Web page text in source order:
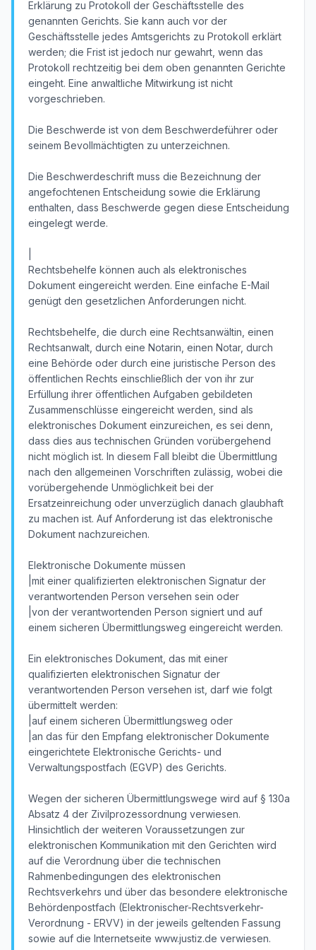
Erklärung zu Protokoll der Geschäftsstelle des
genannten Gerichts. Sie kann auch vor der
Geschäftsstelle jedes Amtsgerichts zu Protokoll erklärt
werden; die Frist ist jedoch nur gewahrt, wenn das
Protokoll rechtzeitig bei dem oben genannten Gerichte
eingeht. Eine anwaltliche Mitwirkung ist nicht
vorgeschrieben.
Die Beschwerde ist von dem Beschwerdeführer oder
seinem Bevollmächtigten zu unterzeichnen.
Die Beschwerdeschrift muss die Bezeichnung der
angefochtenen Entscheidung sowie die Erklärung
enthalten, dass Beschwerde gegen diese Entscheidung
eingelegt werde.
Rechtsbehelfe können auch als elektronisches
Dokument eingereicht werden. Eine einfache E-Mail
genügt den gesetzlichen Anforderungen nicht.
Rechtsbehelfe, die durch eine Rechtsanwältin, einen
Rechtsanwalt, durch eine Notarin, einen Notar, durch
eine Behörde oder durch eine juristische Person des
öffentlichen Rechts einschließlich der von ihr zur
Erfüllung ihrer öffentlichen Aufgaben gebildeten
Zusammenschlüsse eingereicht werden, sind als
elektronisches Dokument einzureichen, es sei denn,
dass dies aus technischen Gründen vorübergehend
nicht möglich ist. In diesem Fall bleibt die Übermittlung
nach den allgemeinen Vorschriften zulässig, wobei die
vorübergehende Unmöglichkeit bei der
Ersatzeinreichung oder unverzüglich danach glaubhaft
zu machen ist. Auf Anforderung ist das elektronische
Dokument nachzureichen.
Elektronische Dokumente müssen
|mit einer qualifizierten elektronischen Signatur der
verantwortenden Person versehen sein oder
|von der verantwortenden Person signiert und auf
einem sicheren Übermittlungsweg eingereicht werden.
Ein elektronisches Dokument, das mit einer
qualifizierten elektronischen Signatur der
verantwortenden Person versehen ist, darf wie folgt
übermittelt werden:
|auf einem sicheren Übermittlungsweg oder
|an das für den Empfang elektronischer Dokumente
eingerichtete Elektronische Gerichts- und
Verwaltungspostfach (EGVP) des Gerichts.
Wegen der sicheren Übermittlungswege wird auf § 130a
Absatz 4 der Zivilprozessordnung verwiesen.
Hinsichtlich der weiteren Voraussetzungen zur
elektronischen Kommunikation mit den Gerichten wird
auf die Verordnung über die technischen
Rahmenbedingungen des elektronischen
Rechtsverkehrs und über das besondere elektronische
Behördenpostfach (Elektronischer-Rechtsverkehr-
Verordnung - ERVV) in der jeweils geltenden Fassung
sowie auf die Internetseite www.justiz.de verwiesen.